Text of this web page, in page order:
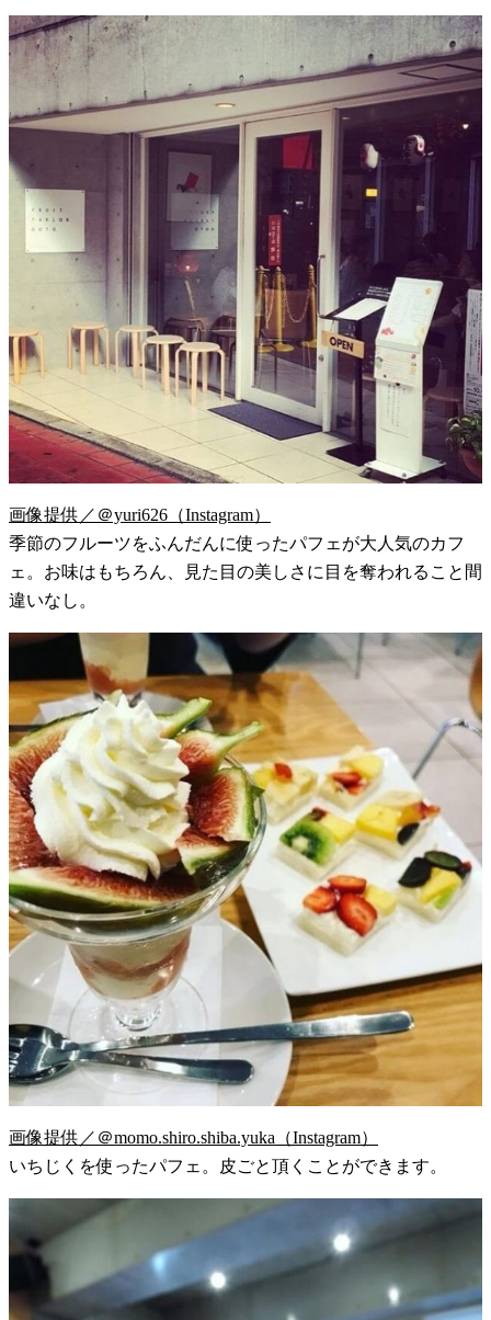
画像提供／＠yuri626（Instagram）
季節のフルーツをふんだんに使ったパフェが大人気のカフ
ェ。お味はもちろん、見た目の美しさに目を奪われること間
違いなし。
画像提供／＠momo.shiro.shiba.yuka（Instagram）
いちじくを使ったパフェ。皮ごと頂くことができます。